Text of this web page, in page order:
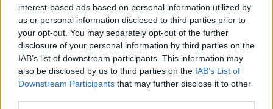
interest-based ads based on personal information utilized by
us or personal information disclosed to third parties prior to
your opt-out. You may separately opt-out of the further
disclosure of your personal information by third parties on the
IAB’s list of downstream participants. This information may
also be disclosed by us to third parties on the IAB’s List of
Downstream Participants that may further disclose it to other
Országos hírek
Itt az ÉVOSZ megoldása a hőhullámok és
az energiakrízis kezelésére